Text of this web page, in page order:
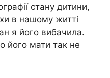
стану дитини,
в нашому житті
я його вибачила.
його мати так не